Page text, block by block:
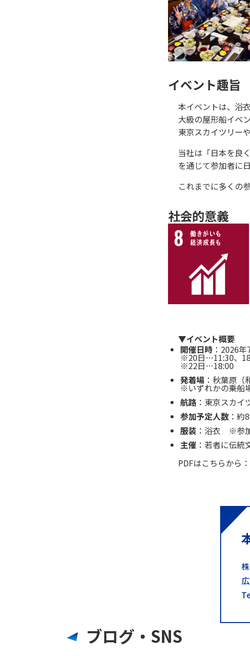
イベント趣旨
本イベントは、浴
大級の屋形船イベ
東京スカイツリー
当社は「日本を良
を通じて参加者に
これまでに多くの
社会的意義
▼イベント概要
開催日時 ：2026
※20日…11:30、
※22日…18:00
発着場 ：秋葉原（
※いずれかの乗船
航路 ：東京スカ
参加予定人数 ：約
服装 ：浴衣 ※参
主催 ：若者に伝統
PDFはこちらから：
ブログ・SNS